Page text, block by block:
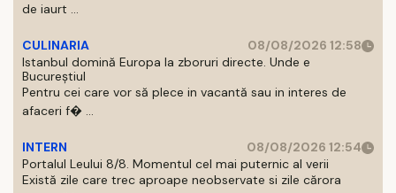
de iaurt ...
CULINARIA
08/08/2026 12:58
Istanbul domină Europa la zboruri directe. Unde e
Bucureștiul
Pentru cei care vor să plece in vacantă sau in interes de
afaceri f� ...
INTERN
08/08/2026 12:54
Portalul Leului 8/8. Momentul cel mai puternic al verii
Există zile care trec aproape neobservate si zile cărora